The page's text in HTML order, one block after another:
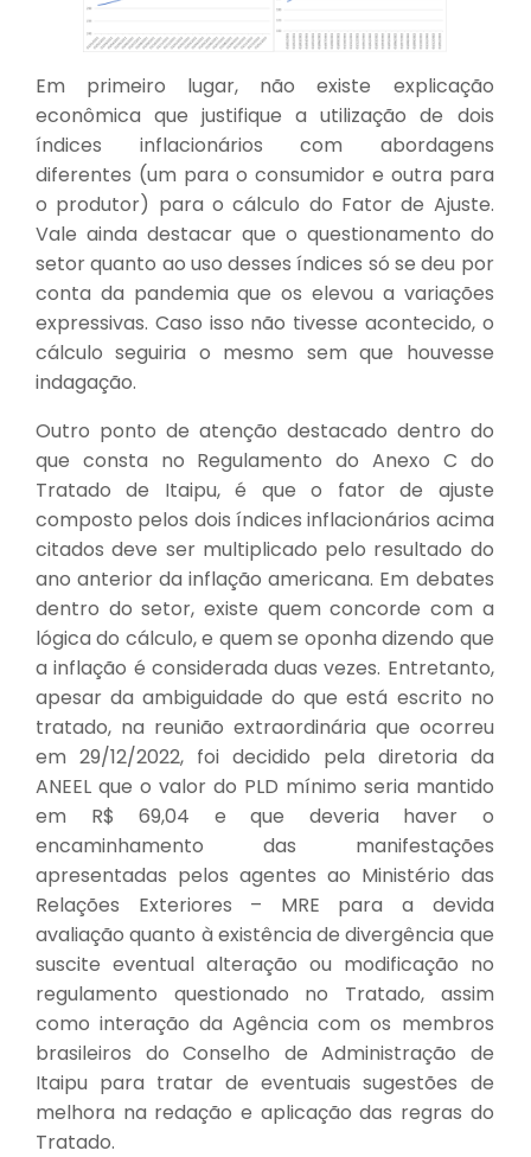
Em primeiro lugar, não existe explicação
econômica que justifique a utilização de dois
índices inflacionários com abordagens
diferentes (um para o consumidor e outra para
o produtor) para o cálculo do Fator de Ajuste.
Vale ainda destacar que o questionamento do
setor quanto ao uso desses índices só se deu por
conta da pandemia que os elevou a variações
expressivas. Caso isso não tivesse acontecido, o
cálculo seguiria o mesmo sem que houvesse
indagação.
Outro ponto de atenção destacado dentro do
que consta no Regulamento do Anexo C do
Tratado de Itaipu, é que o fator de ajuste
composto pelos dois índices inflacionários acima
citados deve ser multiplicado pelo resultado do
ano anterior da inflação americana. Em debates
dentro do setor, existe quem concorde com a
lógica do cálculo, e quem se oponha dizendo que
a inflação é considerada duas vezes. Entretanto,
apesar da ambiguidade do que está escrito no
tratado, na reunião extraordinária que ocorreu
em 29/12/2022, foi decidido pela diretoria da
ANEEL que o valor do PLD mínimo seria mantido
em R$ 69,04 e que deveria haver o
encaminhamento das manifestações
apresentadas pelos agentes ao Ministério das
Relações Exteriores – MRE para a devida
avaliação quanto à existência de divergência que
suscite eventual alteração ou modificação no
regulamento questionado no Tratado, assim
como interação da Agência com os membros
brasileiros do Conselho de Administração de
Itaipu para tratar de eventuais sugestões de
melhora na redação e aplicação das regras do
Tratado.